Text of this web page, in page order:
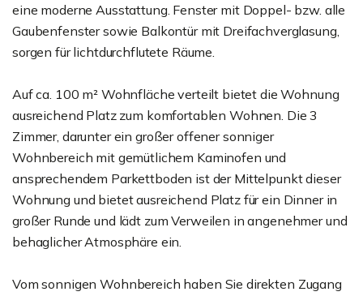
eine moderne Ausstattung. Fenster mit Doppel- bzw. alle
Gaubenfenster sowie Balkontür mit Dreifachverglasung,
sorgen für lichtdurchflutete Räume.
Auf ca. 100 m² Wohnfläche verteilt bietet die Wohnung
ausreichend Platz zum komfortablen Wohnen. Die 3
Zimmer, darunter ein großer offener sonniger
Wohnbereich mit gemütlichem Kaminofen und
ansprechendem Parkettboden ist der Mittelpunkt dieser
Wohnung und bietet ausreichend Platz für ein Dinner in
großer Runde und lädt zum Verweilen in angenehmer und
behaglicher Atmosphäre ein.
Vom sonnigen Wohnbereich haben Sie direkten Zugang